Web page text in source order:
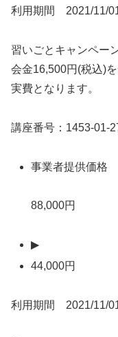
利用期間 2021/11/
習いごとキャンペー
会金16,500円(税込)
実費となります。
講座番号：1453-01-
事業者提供価格
88,000円
▶
44,000円
利用期間 2021/11/